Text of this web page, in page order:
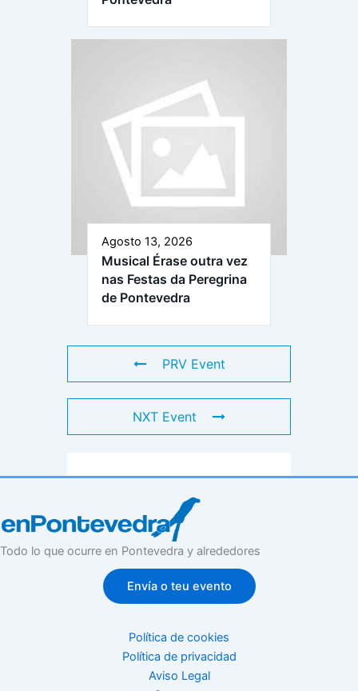
Agosto 13, 2026
Musical Érase outra vez
nas Festas da Peregrina
de Pontevedra
PRV Event
NXT Event
Todo lo que ocurre en Pontevedra y alrededores
Envía o teu evento
Política de cookies
Política de privacidad
Aviso Legal